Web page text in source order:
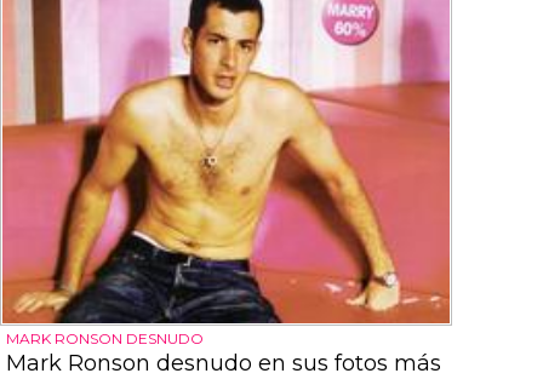
MARK RONSON DESNUDO
Mark Ronson desnudo en sus fotos más